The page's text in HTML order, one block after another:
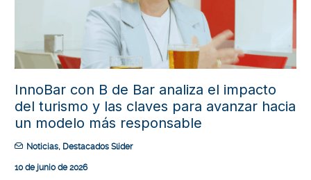
InnoBar con B de Bar analiza el impacto
del turismo y las claves para avanzar hacia
un modelo más responsable
Noticias, Destacados Slider
10 de junio de 2026